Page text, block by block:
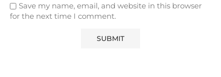
Save my name, email, and website in this browser
for the next time I comment.